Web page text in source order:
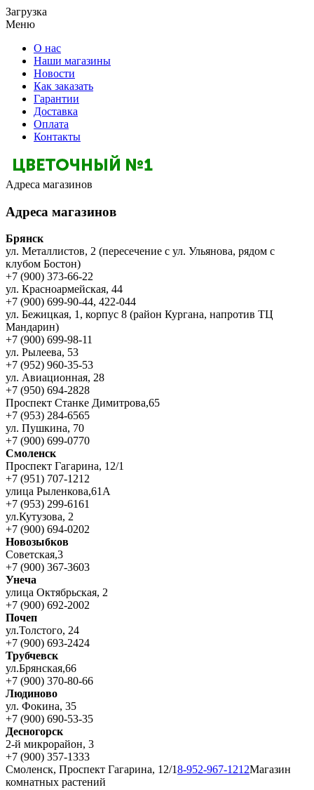
Загрузка
Меню
О нас
Наши магазины
Новости
Как заказать
Гарантии
Доставка
Оплата
Контакты
Адреса магазинов
Адреса магазинов
Брянск
ул. Металлистов, 2 (пересечение с ул. Ульянова, рядом с
клубом Бостон)
+7 (900) 373-66-22
ул. Красноармейская, 44
+7 (900) 699-90-44, 422-044
ул. Бежицкая, 1, корпус 8 (район Кургана, напротив ТЦ
Мандарин)
+7 (900) 699-98-11
ул. Рылеева, 53
+7 (952) 960-35-53
ул. Авиационная, 28
+7 (950) 694-2828
Проспект Станке Димитрова,65
+7 (953) 284-6565
ул. Пушкина, 70
+7 (900) 699-0770
Смоленск
Проспект Гагарина, 12/1
+7 (951) 707-1212
улица Рыленкова,61А
+7 (953) 299-6161
ул.Кутузова, 2
+7 (900) 694-0202
Новозыбков
Советская,3
+7 (900) 367-3603
Унеча
улица Октябрьская, 2
+7 (900) 692-2002
Почеп
ул.Толстого, 24
+7 (900) 693-2424
Трубчевск
ул.Брянская,66
+7 (900) 370-80-66
Людиново
ул. Фокина, 35
+7 (900) 690-53-35
Десногорск
2-й микрорайон, 3
+7 (900) 357-1333
Смоленск, Проспект Гагарина, 12/18-952-967-1212Магазин
комнатных растений